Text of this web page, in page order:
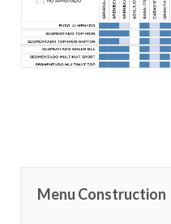
Menu Construction